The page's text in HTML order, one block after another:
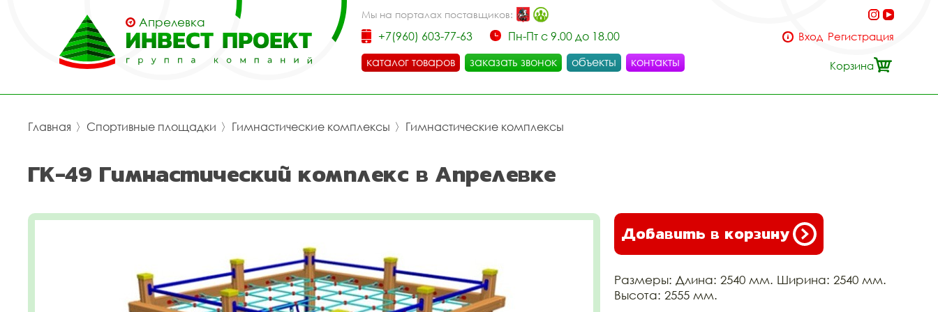
Апрелевка
Мы на порталах поставщиков:
+7(960) 603-77-63
Пн-Пт с 9.00 до 18.00
каталог товаров
заказать звонок объекты контакты
Вход Регистрация
Корзина
Главная 〉 Спортивные площадки 〉 Гимнастические комплексы 〉 Гимнастические комплексы
ГК-49 Гимнастический комплекс в Апрелевке
Добавить в корзину
Размеры: Длина: 2540 мм. Ширина: 2540 мм.
Высота: 2555 мм.